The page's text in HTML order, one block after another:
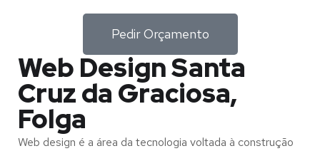
Pedir Orçamento
Web Design Santa
Cruz da Graciosa,
Folga
Web design é a área da tecnologia voltada à construção